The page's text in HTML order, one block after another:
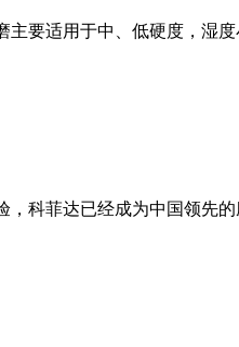
要适用于中、低硬度，湿
科菲达已经成为中国领先